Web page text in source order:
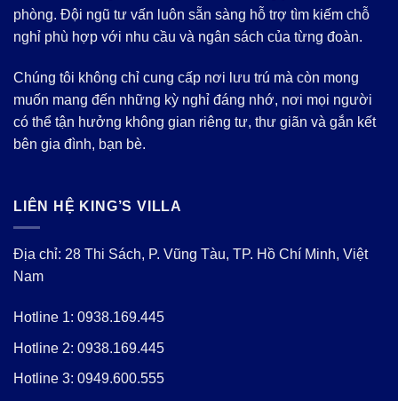
phòng. Đội ngũ tư vấn luôn sẵn sàng hỗ trợ tìm kiếm chỗ
nghỉ phù hợp với nhu cầu và ngân sách của từng đoàn.
Chúng tôi không chỉ cung cấp nơi lưu trú mà còn mong
muốn mang đến những kỳ nghỉ đáng nhớ, nơi mọi người
có thể tận hưởng không gian riêng tư, thư giãn và gắn kết
bên gia đình, bạn bè.
LIÊN HỆ KING’S VILLA
Địa chỉ: 28 Thi Sách, P. Vũng Tàu, TP. Hồ Chí Minh, Việt
Nam
Hotline 1: 0938.169.445
Hotline 2: 0938.169.445
Hotline 3: 0949.600.555